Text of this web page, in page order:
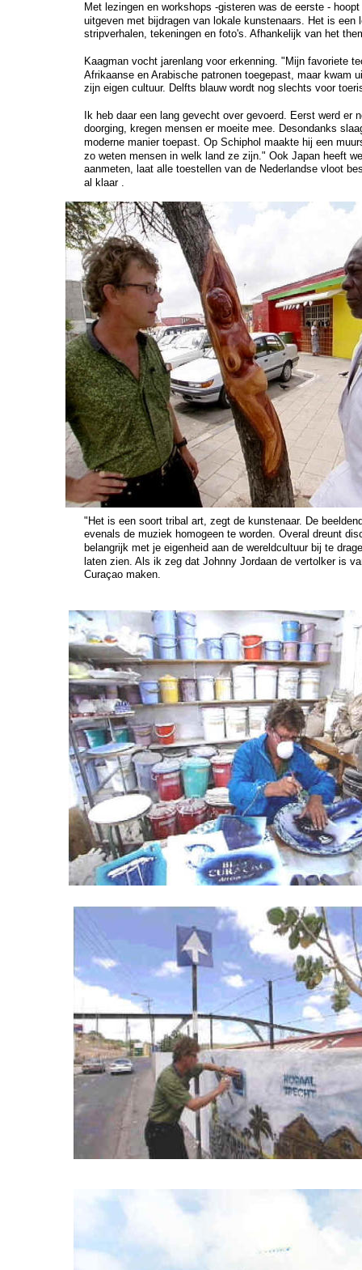
Met lezingen en workshops -gisteren was de eerste -
uitgeven met bijdragen van lokale kunstenaars. Het is
stripverhalen, tekeningen en foto's. Afhankelijk van het
Kaagman vocht jarenlang voor erkenning. "Mijn favoriete
Afrikaanse en Arabische patronen toegepast, maar kwam
zijn eigen cultuur. Delfts blauw wordt nog slechts voor
Ik heb daar een lang gevecht over gevoerd. Eerst werd
doorging, kregen mensen er moeite mee. Desondanks
moderne manier toepast. Op Schiphol maakte hij een
zo weten mensen in welk land ze zijn." Ook Japan heeft
aanmeten, laat alle toestellen van de Nederlandse vloot
al klaar .
"Het is een soort tribal art, zegt de kunstenaar. De
evenals de muziek homogeen te worden. Overal dreunt
belangrijk met je eigenheid aan de wereldcultuur bij te
laten zien. Als ik zeg dat Johnny Jordaan de vertolker is
Curaçao maken.